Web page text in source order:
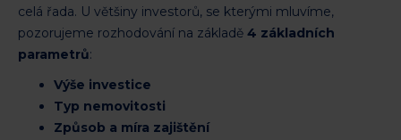
celá řada. U většiny investorů, se kterými mluvíme,
pozorujeme rozhodování na základě 4 základních
parametrů:
Výše investice
Typ nemovitosti
Způsob a míra zajištění